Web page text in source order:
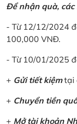
Để nhận quà,
- Từ 12/12/2024
100,000 VNĐ.
- Từ 10/01/2025
+ Gửi tiết kiệmtại
+ Chuyển tiền
+ Mở tài khoản